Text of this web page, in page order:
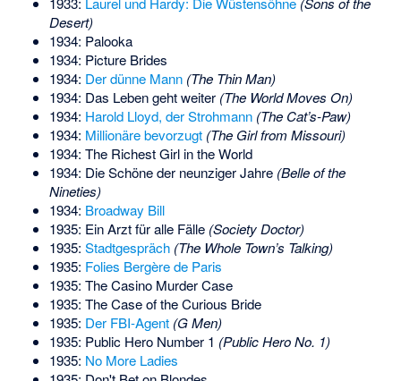
Desert)
1934: Palooka
1934: Picture Brides
1934: Der dünne Mann (The Thin Man)
1934: Das Leben geht weiter (The World Moves On)
1934: Harold Lloyd, der Strohmann (The Cat’s-Paw)
1934: Millionäre bevorzugt (The Girl from Missouri)
1934: The Richest Girl in the World
1934: Die Schöne der neunziger Jahre (Belle of the
Nineties)
1934: Broadway Bill
1935: Ein Arzt für alle Fälle (Society Doctor)
1935: Stadtgespräch (The Whole Town’s Talking)
1935: Folies Bergère de Paris
1935: The Casino Murder Case
1935: The Case of the Curious Bride
1935: Der FBI-Agent (G Men)
1935: Public Hero Number 1 (Public Hero No. 1)
1935: No More Ladies